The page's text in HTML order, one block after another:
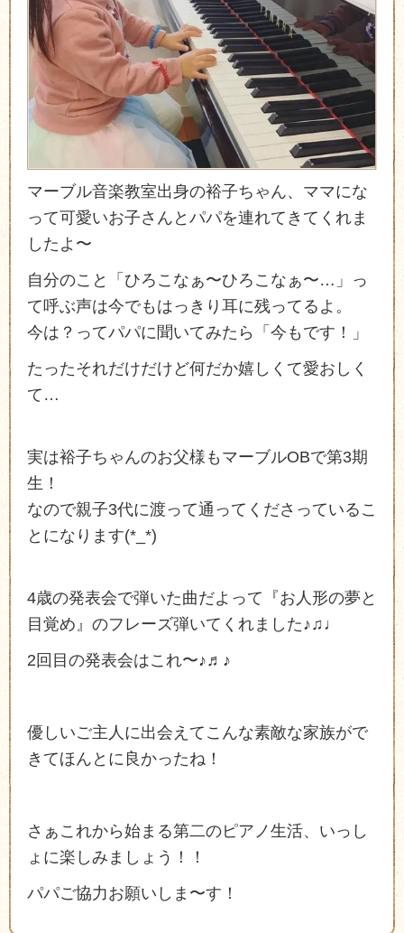
マーブル音楽教室出身の裕子ちゃん、ママにな
って可愛いお子さんとパパを連れてきてくれま
したよ〜
自分のこと「ひろこなぁ〜ひろこなぁ〜…」っ
て呼ぶ声は今でもはっきり耳に残ってるよ。
今は？ってパパに聞いてみたら「今もです！」
たったそれだけだけど何だか嬉しくて愛おしく
て…
実は裕子ちゃんのお父様もマーブルOBで第3期
生！
なので親子3代に渡って通ってくださっているこ
とになります(*_*)
4歳の発表会で弾いた曲だよって『お人形の夢と
目覚め』のフレーズ弾いてくれました♪♫♩
2回目の発表会はこれ〜♪♬♪
優しいご主人に出会えてこんな素敵な家族がで
きてほんとに良かったね！
さぁこれから始まる第二のピアノ生活、いっし
ょに楽しみましょう！！
パパご協力お願いしま〜す！